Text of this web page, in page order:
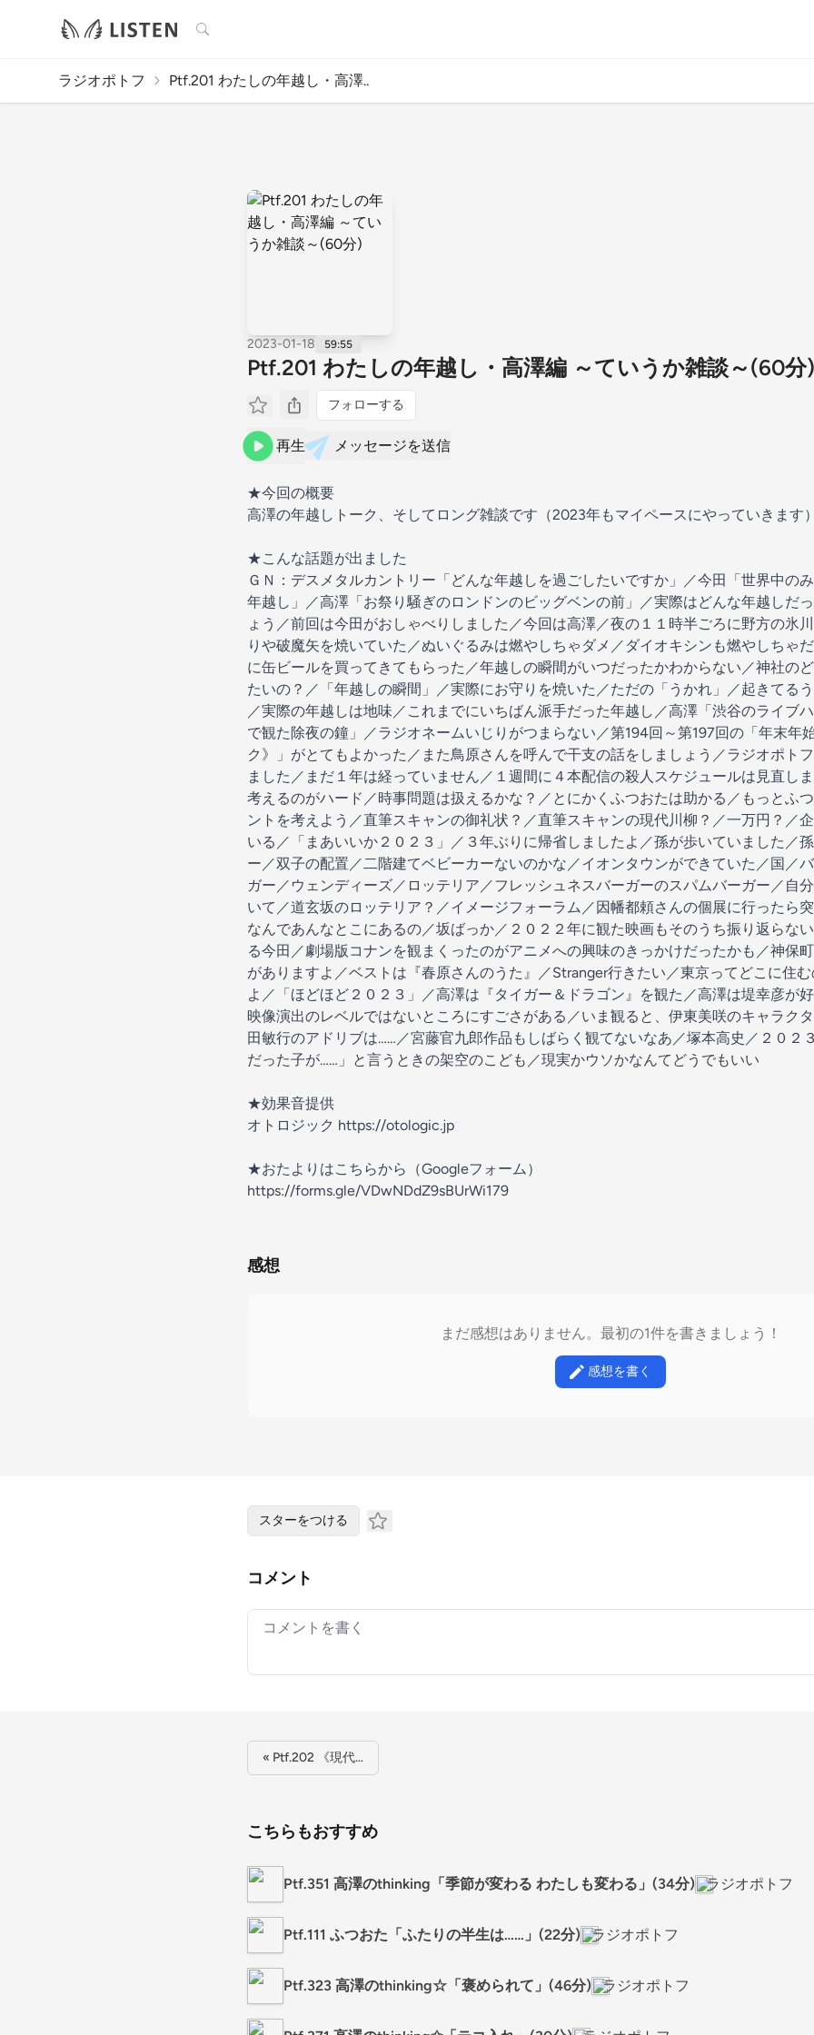
検索
ラジオポトフ Ptf.201 わたしの年越し・高澤..
2023-01-18 59:55
Ptf.201 わたしの年越し・高澤編 ～ていうか雑談～(60分)
フォローする
再生 メッセージを送信
★今回の概要
高澤の年越しトーク、そしてロング雑談です（2023年もマイペースにやっていきます）
★こんな話題が出ました
ＧＮ：デスメタルカントリー「どんな年越しを過ごしたいですか」／今田「世界中の
年越し」／高澤「お祭り騒ぎのロンドンのビッグベンの前」／実際はどんな年越しだ
ょう／前回は今田がおしゃべりしました／今回は高澤／夜の１１時半ごろに野方の氷
りや破魔矢を焼いていた／ぬいぐるみは燃やしちゃダメ／ダイオキシンも燃やしちゃ
に缶ビールを買ってきてもらった／年越しの瞬間がいつだったかわからない／神社の
たいの？／「年越しの瞬間」／実際にお守りを焼いた／ただの「うかれ」／起きてる
／実際の年越しは地味／これまでにいちばん派手だった年越し／高澤「渋谷のライブ
で観た除夜の鐘」／ラジオネームいじりがつまらない／第194回～第197回の「年末年
ク》」がとてもよかった／また鳥原さんを呼んで干支の話をしましょう／ラジオポト
ました／まだ１年は経っていません／１週間に４本配信の殺人スケジュールは見直し
考えるのがハード／時事問題は扱えるかな？／とにかくふつおたは助かる／もっとふ
ントを考えよう／直筆スキャンの御礼状？／直筆スキャンの現代川柳？／一万円？／
いる／「まあいいか２０２３」／３年ぶりに帰省しましたよ／孫が歩いていました／
ー／双子の配置／二階建てベビーカーないのかな／イオンタウンができていた／国／
ガー／ウェンディーズ／ロッテリア／フレッシュネスバーガーのスパムバーガー／自
いて／道玄坂のロッテリア？／イメージフォーラム／因幡都頼さんの個展に行ったら
なんであんなとこにあるの／坂ばっか／２０２２年に観た映画もそのうち振り返らな
る今田／劇場版コナンを観まくったのがアニメへの興味のきっかけだったかも／神保
がありますよ／ベストは『春原さんのうた』／Stranger行きたい／東京ってどこに住
よ／「ほどほど２０２３」／高澤は『タイガー＆ドラゴン』を観た／高澤は堤幸彦が
映像演出のレベルではないところにすごさがある／いま観ると、伊東美咲のキャラク
田敏行のアドリブは……／宮藤官九郎作品もしばらく観てないなあ／塚本高史／２０２
だった子が……」と言うときの架空のこども／現実かウソかなんてどうでもいい
★効果音提供
オトロジック https://otologic.jp
★おたよりはこちらから（Googleフォーム）
https://forms.gle/VDwNDdZ9sBUrWi179
感想
まだ感想はありません。最初の1件を書きましょう！
感想を書く
スターをつける
コメント
Your comment
« Ptf.202 《現代…
こちらもおすすめ
Ptf.351 高澤のthinking「季節が変わる わたしも変わる」(34分) ラジオポトフ
Ptf.111 ふつおた「ふたりの半生は……」(22分) ラジオポトフ
Ptf.323 高澤のthinking☆「褒められて」(46分) ラジオポトフ